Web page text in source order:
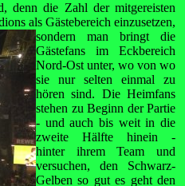
denn die Zahl der mitgereisten
als Gästebereich einzusetzen,
sondern man bringt die
Gästefans im Eckbereich
Nord-Ost unter, wo von wo
sie nur selten einmal zu
hören sind. Die Heimfans
stehen zu Beginn der Partie
- und auch bis weit in die
zweite Hälfte hinein -
hinter ihrem Team und
versuchen, den Schwarz-
Gelben so gut es geht den